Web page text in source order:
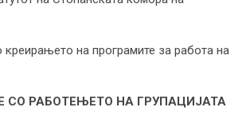
креирањето на програмите за работа на
СО РАБОТЕЊЕТО НА ГРУПАЦИЈАТА